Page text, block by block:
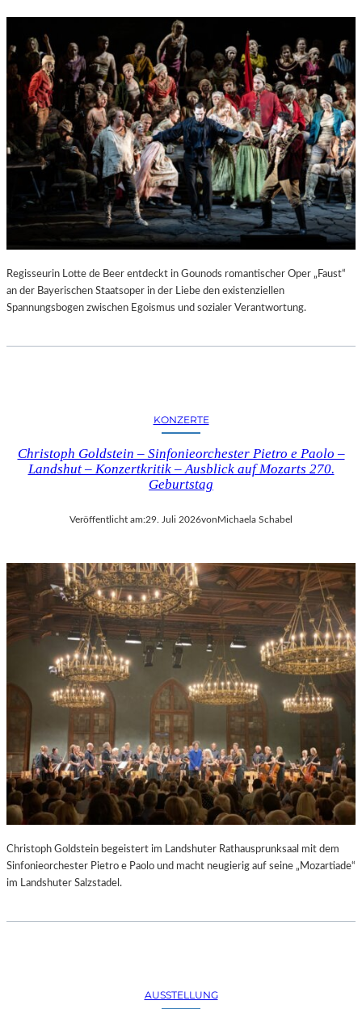
Regisseurin Lotte de Beer entdeckt in Gounods romantischer Oper „Faust“
an der Bayerischen Staatsoper in der Liebe den existenziellen
Spannungsbogen zwischen Egoismus und sozialer Verantwortung.
KONZERTE
Christoph Goldstein – Sinfonieorchester Pietro e Paolo –
Landshut – Konzertkritik – Ausblick auf Mozarts 270.
Geburtstag
Veröffentlicht am:29. Juli 2026vonMichaela Schabel
Christoph Goldstein begeistert im Landshuter Rathausprunksaal mit dem
Sinfonieorchester Pietro e Paolo und macht neugierig auf seine „Mozartiade“
im Landshuter Salzstadel.
AUSSTELLUNG